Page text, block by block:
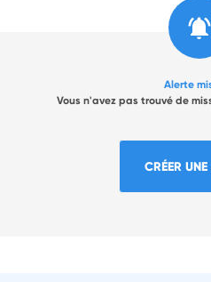
Alerte
Vous n'avez pas trouvé de
CRÉER